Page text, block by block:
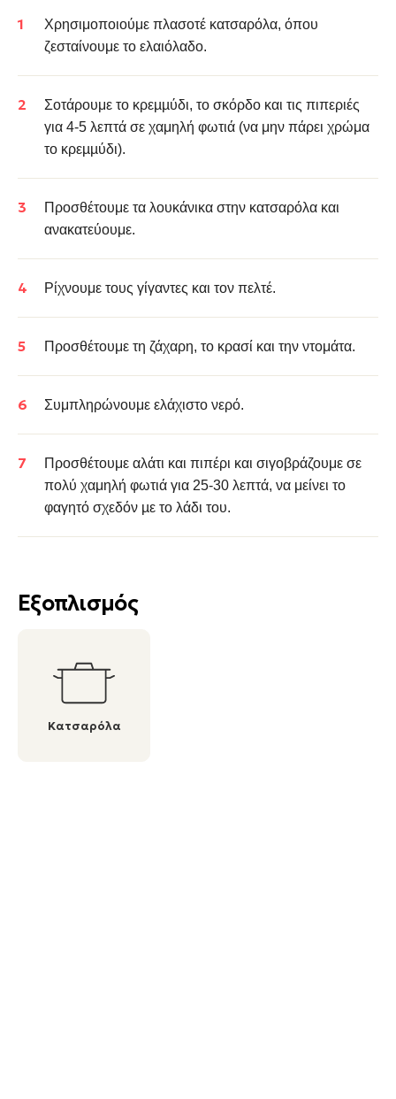
Εξοπλισμός
Κατσαρόλα
Χρησιμοποιούμε πλασοτέ κατσαρόλα, όπου
ζεσταίνουμε το ελαιόλαδο.
Σοτάρουμε το κρεµµύδι, το σκόρδο και τις πιπεριές
για 4-5 λεπτά σε χαμηλή φωτιά (να μην πάρει χρώμα
το κρεµµύδι).
Προσθέτουμε τα λουκάνικα στην κατσαρόλα και
ανακατεύουμε.
Ρίχνουμε τους γίγαντες και τον πελτέ.
Προσθέτουμε τη ζάχαρη, το κρασί και την ντομάτα.
Συμπληρώνουμε ελάχιστο νερό.
Προσθέτουμε αλάτι και πιπέρι και σιγοβράζουμε σε
πολύ χαμηλή φωτιά για 25-30 λεπτά, να μείνει το
φαγητό σχεδόν µε το λάδι του.